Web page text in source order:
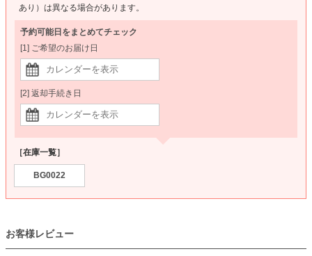
あり）は異なる場合があります。
予約可能日をまとめてチェック
[1] ご希望のお届け日
[2] 返却手続き日
［在庫一覧］
BG0022
お客様レビュー